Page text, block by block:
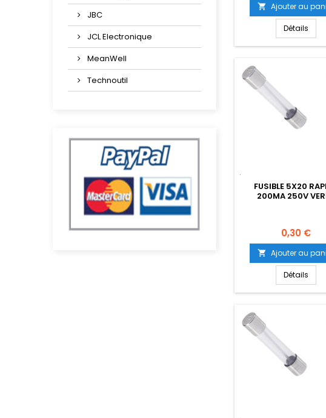
JBC
JCL Electronique
MeanWell
Technoutil
 Ajouter au
Détails
FUSIBLE 5X20
200MA 250V
Prix
0,30 €
 Ajouter au
Détails